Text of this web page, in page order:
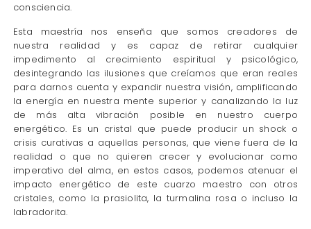
consciencia.
Esta maestría nos enseña que somos creadores de
nuestra realidad y es capaz de retirar cualquier
impedimento al crecimiento espiritual y psicológico,
desintegrando las ilusiones que creíamos que eran reales
para darnos cuenta y expandir nuestra visión, amplificando
la energía en nuestra mente superior y canalizando la luz
de más alta vibración posible en nuestro cuerpo
energético. Es un cristal que puede producir un shock o
crisis curativas a aquellas personas, que viene fuera de la
realidad o que no quieren crecer y evolucionar como
imperativo del alma, en estos casos, podemos atenuar el
impacto energético de este cuarzo maestro con otros
cristales, como la prasiolita, la turmalina rosa o incluso la
labradorita.